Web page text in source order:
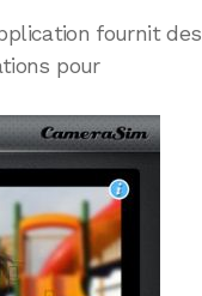
fournit des
pour